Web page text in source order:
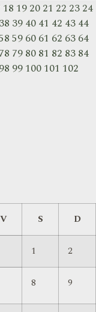
18 192021 22 2324
38 394041 42 4344
596061 62 6364
78 798081 82 8384
98 99100101 102
V S D
1 2
8 9